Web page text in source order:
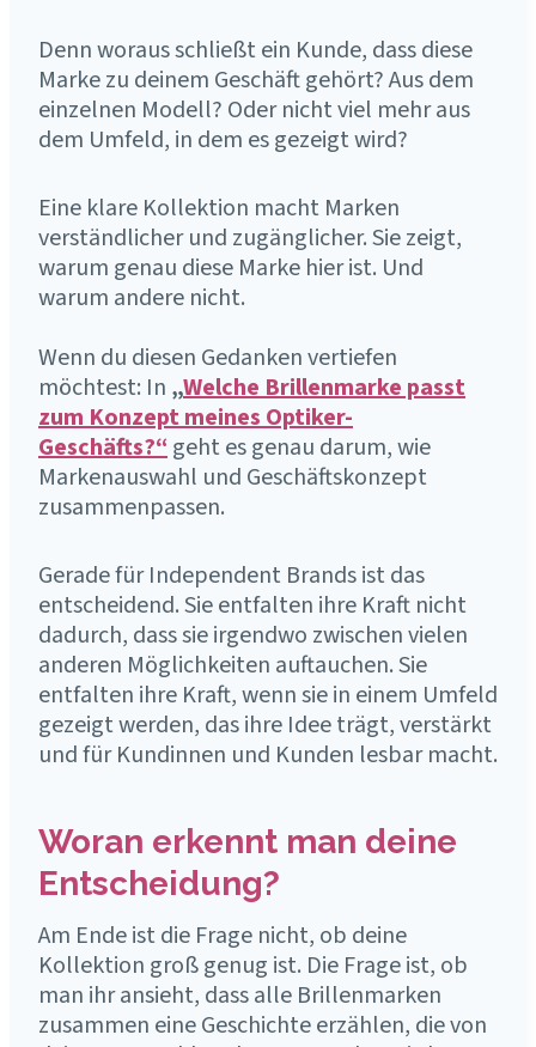
Denn woraus schließt ein Kunde, dass diese
Marke zu deinem Geschäft gehört? Aus dem
einzelnen Modell? Oder nicht viel mehr aus
dem Umfeld, in dem es gezeigt wird?
Eine klare Kollektion macht Marken
verständlicher und zugänglicher. Sie zeigt,
warum genau diese Marke hier ist. Und
warum andere nicht.
Wenn du diesen Gedanken vertiefen
möchtest: In „Welche Brillenmarke passt
zum Konzept meines Optiker-
Geschäfts?“geht es genau darum, wie
Markenauswahl und Geschäftskonzept
zusammenpassen.
Gerade für Independent Brands ist das
entscheidend. Sie entfalten ihre Kraft nicht
dadurch, dass sie irgendwo zwischen vielen
anderen Möglichkeiten auftauchen. Sie
entfalten ihre Kraft, wenn sie in einem Umfeld
gezeigt werden, das ihre Idee trägt, verstärkt
und für Kundinnen und Kunden lesbar macht.
Woran erkennt man deine
Entscheidung?
Am Ende ist die Frage nicht, ob deine
Kollektion groß genug ist. Die Frage ist, ob
man ihr ansieht, dass alle Brillenmarken
zusammen eine Geschichte erzählen, die von